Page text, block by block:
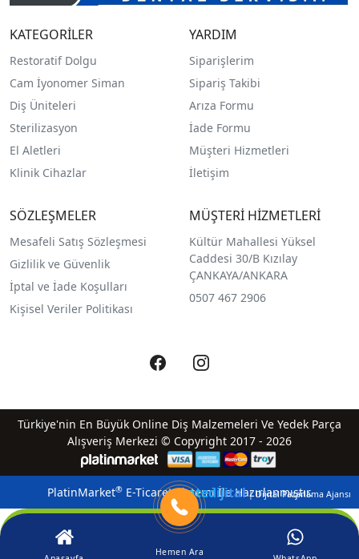
KATEGORİLER
Restoratif Dolgu
Cam İyonomer Siman
Diş Üniteleri
Sterilizasyon
El Aletleri
Klinik Cihazlar
YARDIM
Siparişlerim
Sipariş Takibi
Arıza Formu
İade Formu
Müşteri Hizmetleri
İletişim
SÖZLEŞMELER
Mesafeli Satış Sözleşmesi
Gizlilik ve Güvenlik
İptal ve İade Koşulları
Kişisel Veriler Politikası
MÜŞTERİ HİZMETLERİ
Kültür Mahallesi Yüksel
Caddesi 30/B Kızılay
ÇANKAYA/ANKARA
0507 467 2906
Türkiye'nin En Büyük Online Diş Malzemeleri Ve Yedek Parça
Alışveriş Merkezi © Copyright 2017 - 2026
PlatinMarket®E-Ticaret Sistemiİle Hazırlanmıştır.
qreatedijital| Dijital Pazarlama Ajansı
Hemen Ara